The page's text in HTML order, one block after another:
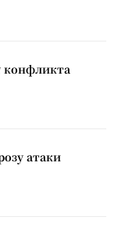
конфликта
атаки